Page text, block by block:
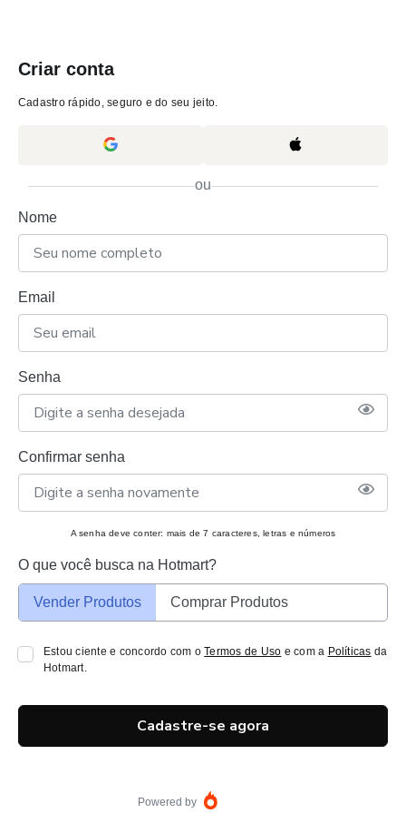
Criar conta
Cadastro rápido, seguro e do seu jeito.
ou
Nome
Email
Senha
Confirmar senha
A senha deve conter: mais de 7 caracteres, letras e números
O que você busca na Hotmart?
Vender Produtos Comprar Produtos
Estou ciente e concordo com oTermos de Uso e com a Políticas da
Hotmart.
Cadastre-se agora
Powered by